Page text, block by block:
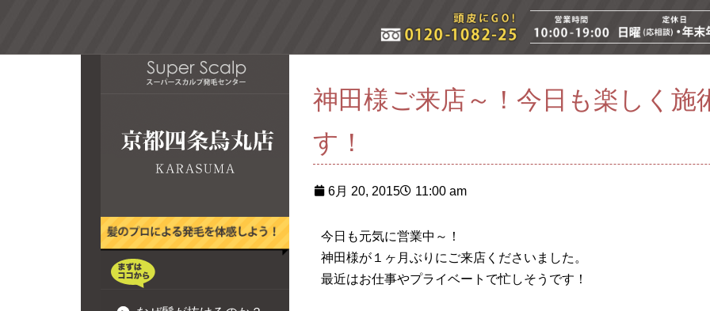
神田様ご来店～！今日も楽しく施
す！
6月 20, 2015 11:00 am
今日も元気に営業中～！
神田様が１ヶ月ぶりにご来店くださいました。
最近はお仕事やプライベートで忙しそうです！